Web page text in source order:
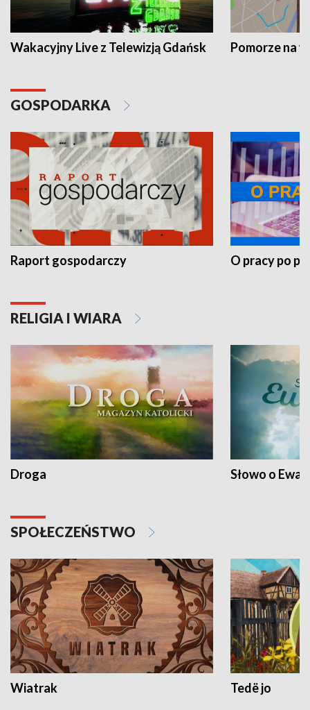
Wakacyjny Live z Telewizją Gdańsk Pomorze na
GOSPODARKA
Raport gospodarczy O pracy po
RELIGIA I WIARA
Droga Słowo o
SPOŁECZEŃSTWO
Wiatrak Tedë jo